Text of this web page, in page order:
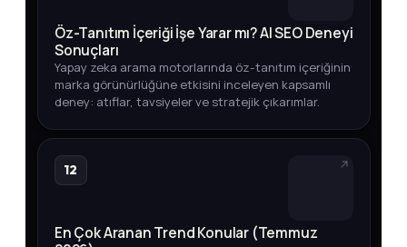
Öz-Tanıtım İçeriği İşe Yarar mı? AI SEO Deneyi
Sonuçları
Yapay zeka arama motorlarında öz-tanıtım içeriğinin
marka görünürlüğüne etkisini inceleyen kapsamlı
deney: atıflar, tavsiyeler ve stratejik çıkarımlar.
12
En Çok Aranan Trend Konular (Temmuz